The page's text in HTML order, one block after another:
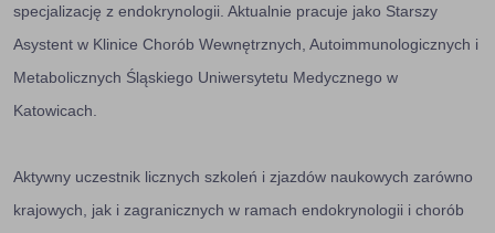
specjalizację z endokrynologii. Aktualnie pracuje jako Starszy
Asystent w Klinice Chorób Wewnętrznych, Autoimmunologicznych i
Metabolicznych Śląskiego Uniwersytetu Medycznego w
Katowicach.
Aktywny uczestnik licznych szkoleń i zjazdów naukowych zarówno
krajowych, jak i zagranicznych w ramach endokrynologii i chorób